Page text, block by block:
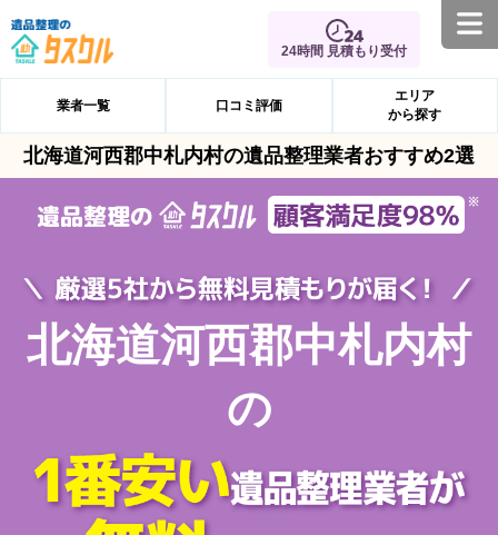
24時間 見積もり受付
業者一覧 口コミ評価
エリア
から探す
北海道河西郡中札内村の遺品整理業者おすすめ2選
北海道河西郡中札内村
の